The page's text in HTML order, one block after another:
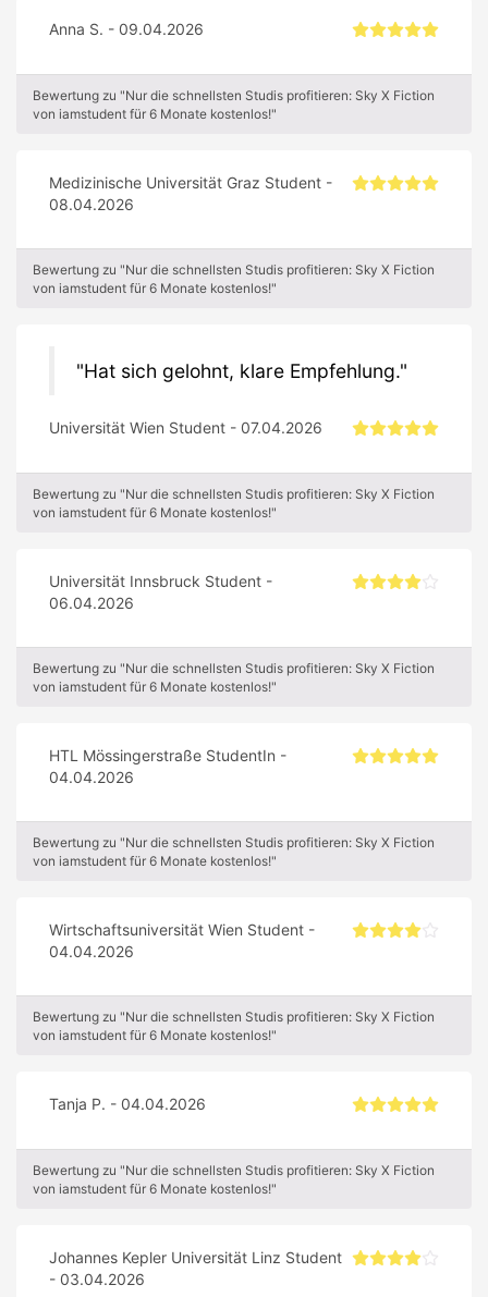
Anna S. - 09.04.2026
Bewertung zu "Nur die schnellsten Studis profitieren: Sky X Fiction
von iamstudent für 6 Monate kostenlos!"
Medizinische Universität Graz Student -
08.04.2026
Bewertung zu "Nur die schnellsten Studis profitieren: Sky X Fiction
von iamstudent für 6 Monate kostenlos!"
Hat sich gelohnt, klare Empfehlung.
Universität Wien Student - 07.04.2026
Bewertung zu "Nur die schnellsten Studis profitieren: Sky X Fiction
von iamstudent für 6 Monate kostenlos!"
Universität Innsbruck Student -
06.04.2026
Bewertung zu "Nur die schnellsten Studis profitieren: Sky X Fiction
von iamstudent für 6 Monate kostenlos!"
HTL Mössingerstraße StudentIn -
04.04.2026
Bewertung zu "Nur die schnellsten Studis profitieren: Sky X Fiction
von iamstudent für 6 Monate kostenlos!"
Wirtschaftsuniversität Wien Student -
04.04.2026
Bewertung zu "Nur die schnellsten Studis profitieren: Sky X Fiction
von iamstudent für 6 Monate kostenlos!"
Tanja P. - 04.04.2026
Bewertung zu "Nur die schnellsten Studis profitieren: Sky X Fiction
von iamstudent für 6 Monate kostenlos!"
Johannes Kepler Universität Linz Student
- 03.04.2026